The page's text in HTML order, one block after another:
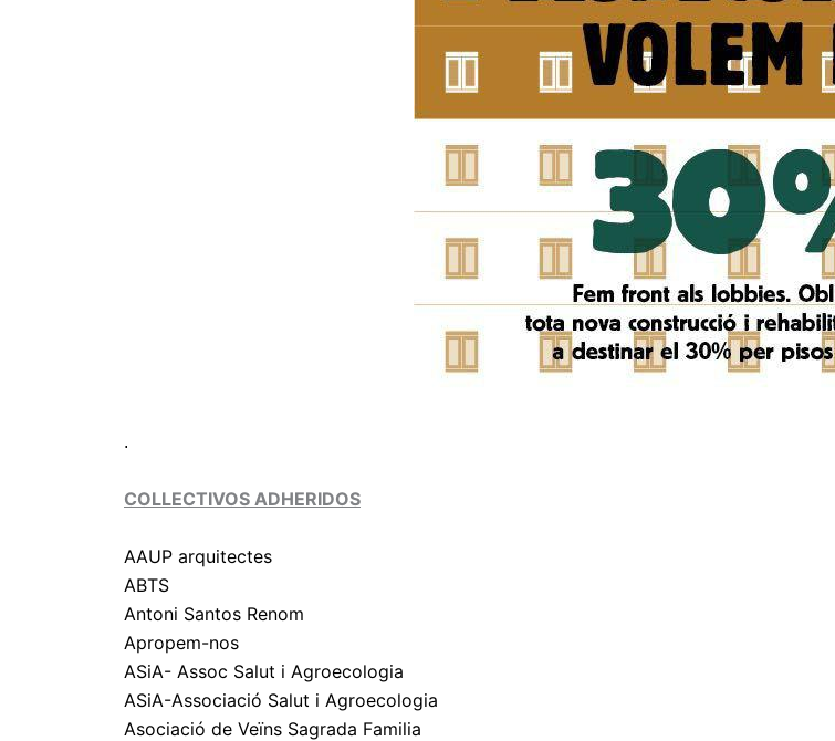
.
COLLECTIVOS ADHERIDOS
AAUP arquitectes
ABTS
Antoni Santos Renom
Apropem-nos
ASiA- Assoc Salut i Agroecologia
ASiA-Associació Salut i Agroecologia
Asociació de Veïns Sagrada Familia